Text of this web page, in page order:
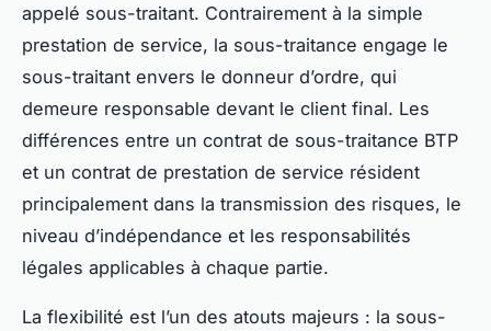
appelé sous-traitant. Contrairement à la simple
prestation de service, la sous-traitance engage le
sous-traitant envers le donneur d’ordre, qui
demeure responsable devant le client final. Les
différences entre un contrat de sous-traitance BTP
et un contrat de prestation de service résident
principalement dans la transmission des risques, le
niveau d’indépendance et les responsabilités
légales applicables à chaque partie.
La flexibilité est l’un des atouts majeurs : la sous-